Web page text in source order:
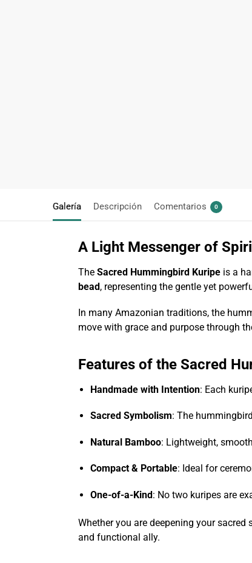
Galería Descripción Comentarios 0
A Light Messenger of
The Sacred Hummingbird Kuripeis a
bead, representing the gentle yet
In many Amazonian traditions, the
move with grace and purpose through
Features of the Sacred
Handmade with Intention: Each
Sacred Symbolism: The
Natural Bamboo: Lightweight,
Compact & Portable: Ideal for
One-of-a-Kind: No two kuripes are
Whether you are deepening your
and functional ally.